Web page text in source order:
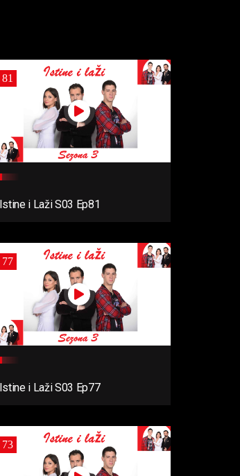
81
Istine i Laži S03 Ep81
77
Istine i Laži S03 Ep77
73